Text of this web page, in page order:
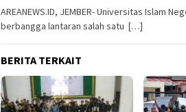
AREANEWS.ID, JEMBER- Universitas Islam
berbangga lantaran salah satu […]
BERITA TERKAIT